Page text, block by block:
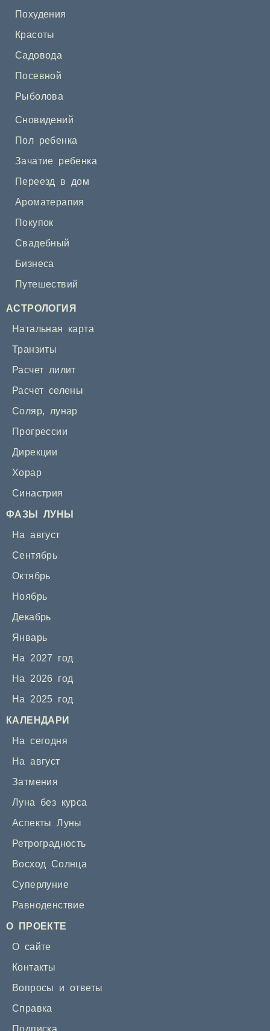
Похудения
Красоты
Садовода
Посевной
Рыболова
Сновидений
Пол ребенка
Зачатие ребенка
Переезд в дом
Ароматерапия
Покупок
Свадебный
Бизнеса
Путешествий
АСТРОЛОГИЯ
Натальная карта
Транзиты
Расчет лилит
Расчет селены
Соляр, лунар
Прогрессии
Дирекции
Хорар
Синастрия
ФАЗЫ ЛУНЫ
На август
Сентябрь
Октябрь
Ноябрь
Декабрь
Январь
На 2027 год
На 2026 год
На 2025 год
КАЛЕНДАРИ
На сегодня
На август
Затмения
Луна без курса
Аспекты Луны
Ретроградность
Восход Солнца
Суперлуние
Равноденствие
О ПРОЕКТЕ
О сайте
Контакты
Вопросы и ответы
Справка